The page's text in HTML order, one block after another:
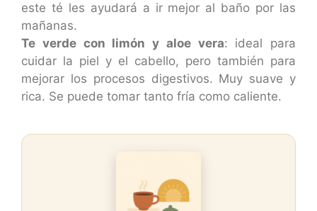
este té les ayudará a ir mejor al baño por las
mañanas.
Te verde con limón y aloe vera: ideal para
cuidar la piel y el cabello, pero también para
mejorar los procesos digestivos. Muy suave y
rica. Se puede tomar tanto fría como caliente.